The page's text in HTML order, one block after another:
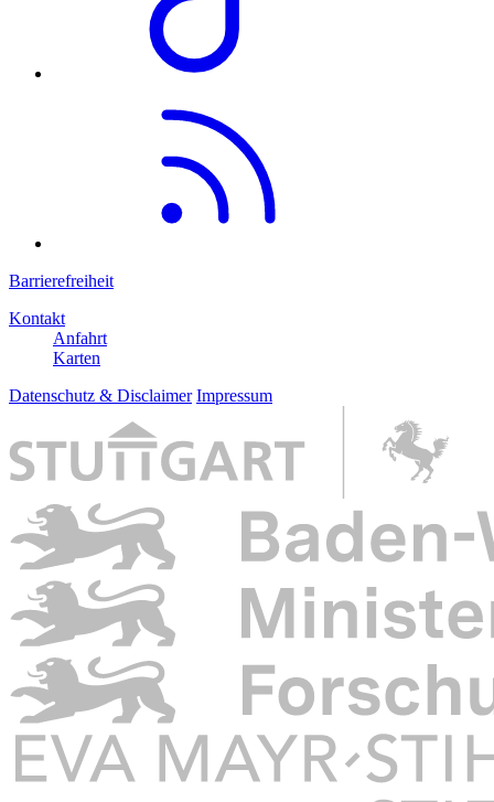
Barrierefreiheit
Kontakt
Anfahrt
Karten
Datenschutz & Disclaimer Impressum